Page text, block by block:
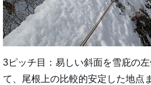
3ピッチ目：易しい斜面を雪庇の
て、尾根上の比較的安定した地点